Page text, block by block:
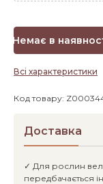
Немає в
Всі характеристики
Код товару:
Доставка
✓ Для рослин
передбачається